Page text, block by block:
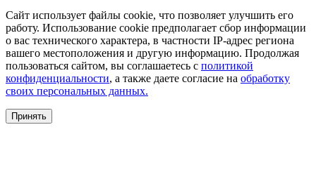
Сайт использует файлы cookie, что позволяет улучшить его
работу. Использование cookie предполагает сбор информации
о вас технического характера, в частности IP-адрес региона
вашего местоположения и другую информацию. Продолжая
пользоваться сайтом, вы соглашаетесь с политикой
конфиденциальности, а также даете согласие на обработку
своих персональных данных.
Принять